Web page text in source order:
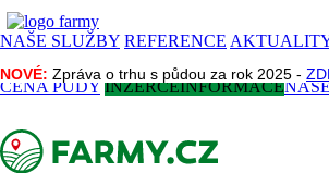
NAŠE SLUŽBY REFERENCE
NOVÉ: Zpráva o trhu s půdou za rok 2025 -
CENA PŮDY INZERCEINFORMACE
NOVÉ: Zpráva o trhu s půdou za rok 2025 -